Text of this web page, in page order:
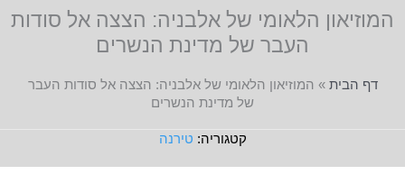
המוזיאון הלאומי של אלבניה: הצצה אל סודות
העבר של מדינת הנשרים
דף הבית » המוזיאון הלאומי של אלבניה: הצצה אל סודות העבר
של מדינת הנשרים
טירנה